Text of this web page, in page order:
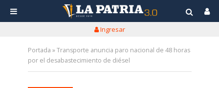
Ingresar
Portada »Transporte anuncia paro nacional de 48 horas
por el desabastecimiento de diésel